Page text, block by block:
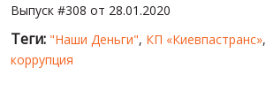
Выпуск #308 от 28.01.2020
Теги: "Наши Деньги", КП «Киевпастранс»,
коррупция